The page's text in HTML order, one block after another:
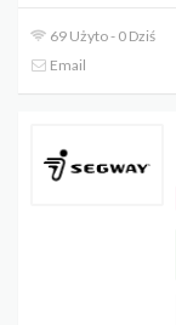
69 Użyto - 0 Dziś
Email